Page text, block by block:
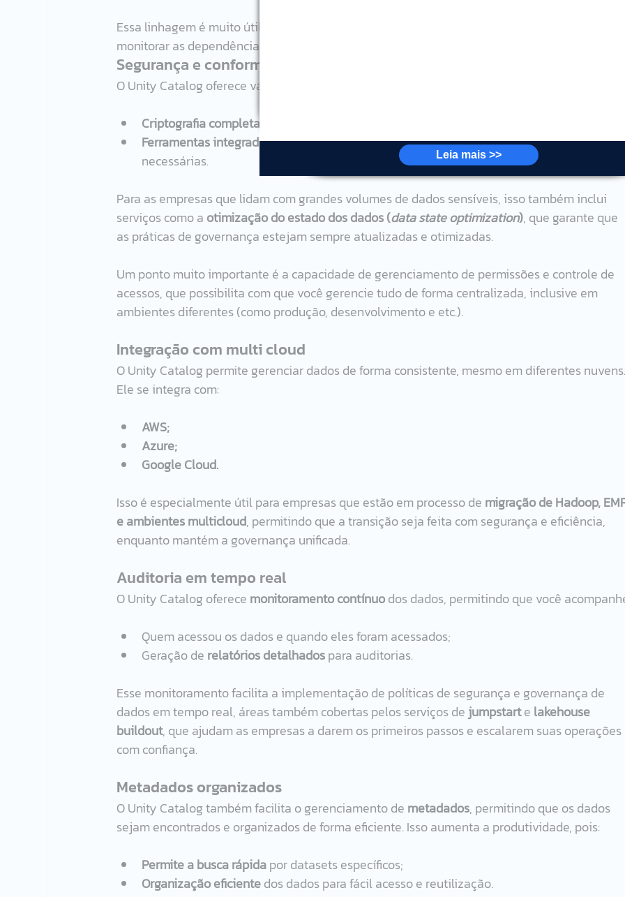
Leia mais >>
Essa linhagem é muito útil para que se possa rastrear o impacto de alterações de pipelines e
monitorar as dependências dos dados.
Segurança e conformidade
O Unity Catalog oferece várias camadas de segurança, como:
Criptografia completa
Ferramentas integradas de conformidade, que ajudam a atender as regulamentações
necessárias.
Para as empresas que lidam com grandes volumes de dados sensíveis, isso também inclui
serviços como a otimização do estado dos dados (data state optimization), que garante que
as práticas de governança estejam sempre atualizadas e otimizadas.
Um ponto muito importante é a capacidade de gerenciamento de permissões e controle de
acessos, que possibilita com que você gerencie tudo de forma centralizada, inclusive em
ambientes diferentes (como produção, desenvolvimento e etc.).
Integração com multi cloud
O Unity Catalog permite gerenciar dados de forma consistente, mesmo em diferentes
Ele se integra com:
AWS;
Azure;
Google Cloud.
Isso é especialmente útil para empresas que estão em processo de migração de Hadoop,
e ambientes multicloud, permitindo que a transição seja feita com segurança e eficiência,
enquanto mantém a governança unificada.
Auditoria em tempo real
O Unity Catalog oferece monitoramento contínuo dos dados, permitindo que você
Quem acessou os dados e quando eles foram acessados;
Geração de relatórios detalhados para auditorias.
Esse monitoramento facilita a implementação de políticas de segurança e governança de
dados em tempo real, áreas também cobertas pelos serviços de jumpstart e lakehouse
buildout, que ajudam as empresas a darem os primeiros passos e escalarem suas operações
com confiança.
Metadados organizados
O Unity Catalog também facilita o gerenciamento de metadados, permitindo que os dados
sejam encontrados e organizados de forma eficiente. Isso aumenta a produtividade, pois:
Permite a busca rápida por datasets específicos;
Organização eficiente dos dados para fácil acesso e reutilização.